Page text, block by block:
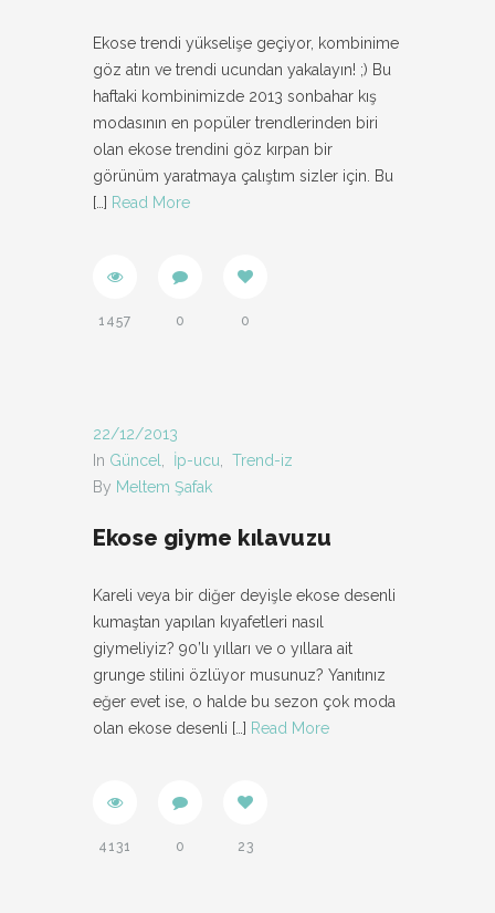
Ekose trendi yükselişe geçiyor, kombinime
göz atın ve trendi ucundan yakalayın! ;) Bu
haftaki kombinimizde 2013 sonbahar kış
modasının en popüler trendlerinden biri
olan ekose trendini göz kırpan bir
görünüm yaratmaya çalıştım sizler için. Bu
[…] Read More
1457 0 0
22/12/2013
In Güncel İp-ucu
Trend-iz
By Meltem Şafak
Ekose giyme kılavuzu
Kareli veya bir diğer deyişle ekose desenli
kumaştan yapılan kıyafetleri nasıl
giymeliyiz? 90’lı yılları ve o yıllara ait
grunge stilini özlüyor musunuz? Yanıtınız
eğer evet ise, o halde bu sezon çok moda
olan ekose desenli […] Read More
4131 0 23